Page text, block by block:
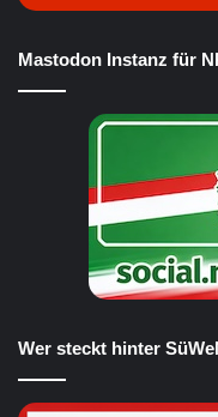
Mastodon Instanz für
Wer steckt hinter